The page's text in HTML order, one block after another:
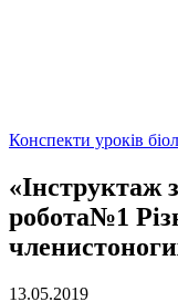
Конспекти уроків
робота№1
13.05.2019